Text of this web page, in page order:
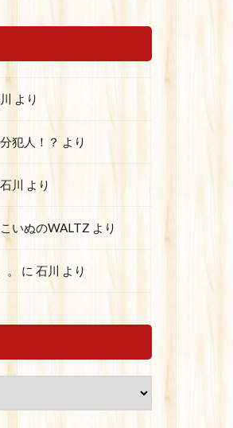
より
犯人！？ より
石川 より
こいぬのWALTZ より
に 石川 より